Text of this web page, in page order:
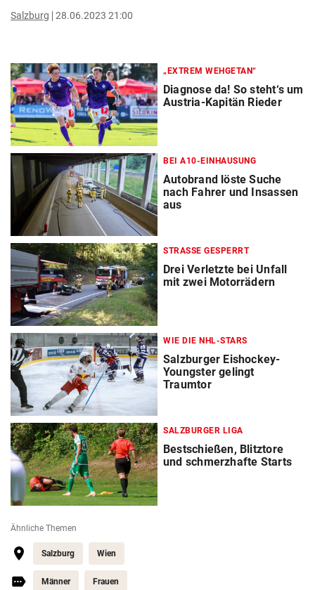
Salzburg 28.06.2023 21:00
„EXTREM WEHGETAN“
Diagnose da! So steht‘s um
Austria-Kapitän Rieder
BEI A10-EINHAUSUNG
Autobrand löste Suche
nach Fahrer und Insassen
aus
STRASSE GESPERRT
Drei Verletzte bei Unfall
mit zwei Motorrädern
WIE DIE NHL-STARS
Salzburger Eishockey-
Youngster gelingt
Traumtor
SALZBURGER LIGA
Bestschießen, Blitztore
und schmerzhafte Starts
Ähnliche Themen
Salzburg Wien
Männer Frauen